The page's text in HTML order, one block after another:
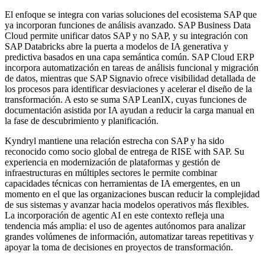
El enfoque se integra con varias soluciones del ecosistema SAP que
ya incorporan funciones de análisis avanzado. SAP Business Data
Cloud permite unificar datos SAP y no SAP, y su integración con
SAP Databricks abre la puerta a modelos de IA generativa y
predictiva basados en una capa semántica común. SAP Cloud ERP
incorpora automatización en tareas de análisis funcional y migración
de datos, mientras que SAP Signavio ofrece visibilidad detallada de
los procesos para identificar desviaciones y acelerar el diseño de la
transformación. A esto se suma SAP LeanIX, cuyas funciones de
documentación asistida por IA ayudan a reducir la carga manual en
la fase de descubrimiento y planificación.
Kyndryl mantiene una relación estrecha con SAP y ha sido
reconocido como socio global de entrega de RISE with SAP. Su
experiencia en modernización de plataformas y gestión de
infraestructuras en múltiples sectores le permite combinar
capacidades técnicas con herramientas de IA emergentes, en un
momento en el que las organizaciones buscan reducir la complejidad
de sus sistemas y avanzar hacia modelos operativos más flexibles.
La incorporación de agentic AI en este contexto refleja una
tendencia más amplia: el uso de agentes autónomos para analizar
grandes volúmenes de información, automatizar tareas repetitivas y
apoyar la toma de decisiones en proyectos de transformación.